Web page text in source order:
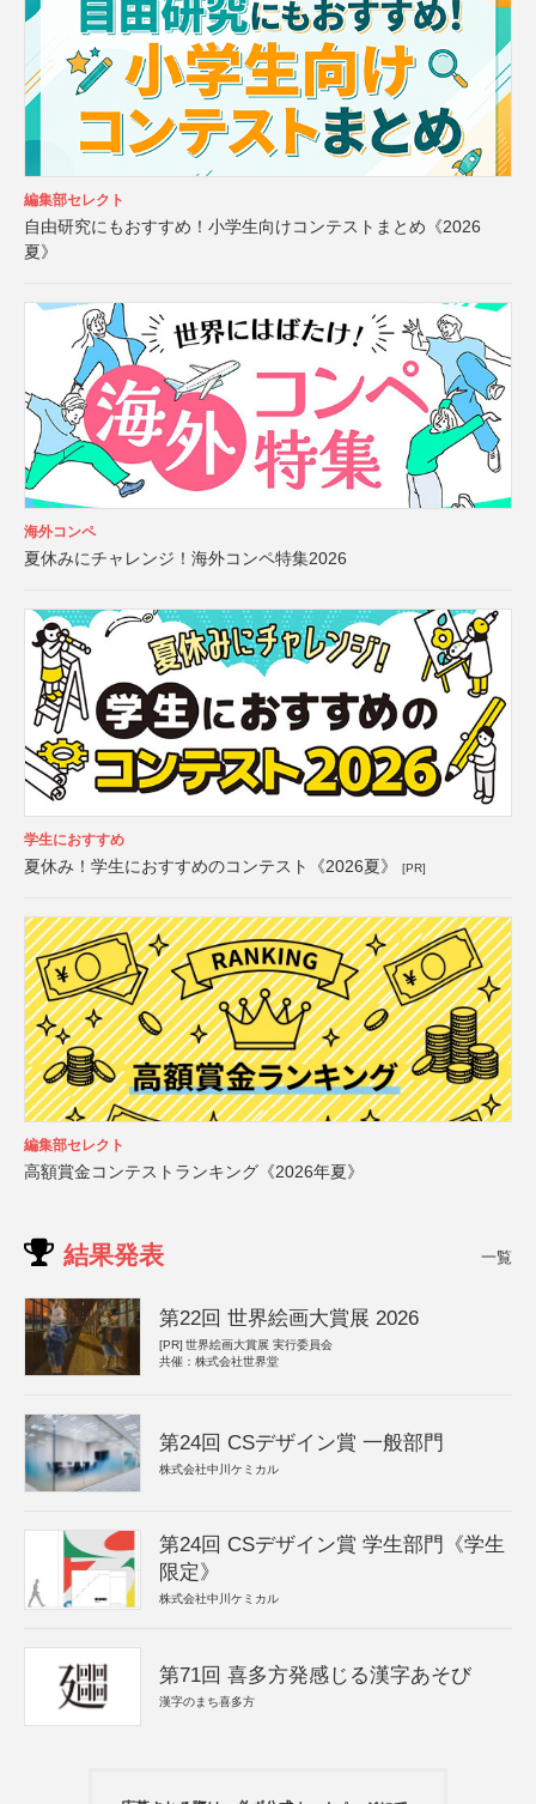
編集部セレクト
自由研究にもおすすめ！小学生向けコンテストまとめ《2026
夏》
海外コンペ
夏休みにチャレンジ！海外コンペ特集2026
学生におすすめ
夏休み！学生におすすめのコンテスト《2026夏》 [PR]
編集部セレクト
高額賞金コンテストランキング《2026年夏》
結果発表 一覧
第22回 世界絵画大賞展 2026
[PR] 世界絵画大賞展 実行委員会
共催：株式会社世界堂
第24回 CSデザイン賞 一般部門
株式会社中川ケミカル
第24回 CSデザイン賞 学生部門《学生
限定》
株式会社中川ケミカル
第71回 喜多方発感じる漢字あそび
漢字のまち喜多方